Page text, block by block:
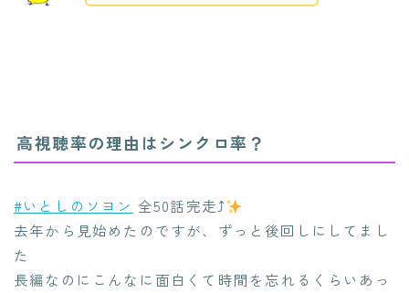
高視聴率の理由はシンクロ率？
#いとしのソヨン 全50話完走⤴︎
去年から見始めたのですが、ずっと後回しにしてまし
た
長編なのにこんなに面白くて時間を忘れるくらいあっ